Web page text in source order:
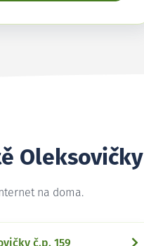
Oleksovičky
na doma.
č.p. 159